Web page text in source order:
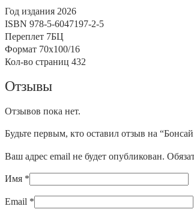
Год издания 2026
ISBN 978-5-6047197-2-5
Переплет 7БЦ
Формат 70х100/16
Кол-во страниц 432
Отзывы
Отзывов пока нет.
Будьте первым, кто оставил отзыв на
Ваш адрес email не будет опубликован.
Имя *
Email *